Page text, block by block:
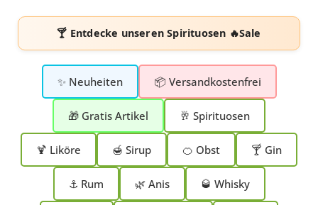
🍸 Entdecke unserenSpirituosen 🔥Sale
✨ Neuheiten 📦 Versandkostenfrei
🎁 Gratis Artikel 🥂 Spirituosen
🍹 Liköre 🍯 Sirup 🍊 Obst 🍸 Gin
⚓ Rum 🌿 Anis 🥃 Whisky